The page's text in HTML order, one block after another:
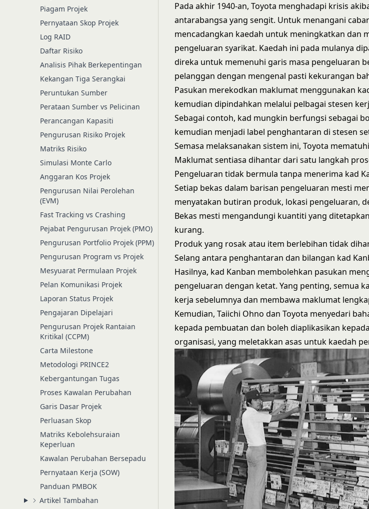
Piagam Projek
Pernyataan Skop Projek
Log RAID
Daftar Risiko
Analisis Pihak Berkepentingan
Kekangan Tiga Serangkai
Peruntukan Sumber
Perataan Sumber vs Pelicinan
Perancangan Kapasiti
Pengurusan Risiko Projek
Matriks Risiko
Simulasi Monte Carlo
Anggaran Kos Projek
Pengurusan Nilai Perolehan
(EVM)
Fast Tracking vs Crashing
Pejabat Pengurusan Projek (PMO)
Pengurusan Portfolio Projek (PPM)
Pengurusan Program vs Projek
Mesyuarat Permulaan Projek
Pelan Komunikasi Projek
Laporan Status Projek
Pengajaran Dipelajari
Pengurusan Projek Rantaian
Kritikal (CCPM)
Carta Milestone
Metodologi PRINCE2
Kebergantungan Tugas
Proses Kawalan Perubahan
Garis Dasar Projek
Perluasan Skop
Matriks Kebolehsuraian
Keperluan
Kawalan Perubahan Bersepadu
Pernyataan Kerja (SOW)
Panduan PMBOK
Artikel Tambahan
Pada akhir 1940-an, Toyota menghadapi krisis
antarabangsa yang sengit. Untuk menangani
mencadangkan kaedah untuk meningkatkan dan
pengeluaran syarikat. Kaedah ini pada mulanya
direka untuk memenuhi garis masa pengeluaran
pelanggan dengan mengenal pasti kekurangan
Pasukan merekodkan maklumat menggunakan
kemudian dipindahkan melalui pelbagai stesen
Sebagai contoh, kad mungkin berfungsi sebagai
kemudian menjadi label penghantaran di stesen
Semasa melaksanakan sistem ini, Toyota
Maklumat sentiasa dihantar dari satu langkah
Pengeluaran tidak bermula tanpa menerima kad
Setiap bekas dalam barisan pengeluaran mesti
menyatakan butiran produk, lokasi pengeluaran,
Bekas mesti mengandungi kuantiti yang
kurang.
Produk yang rosak atau item berlebihan tidak
Selang antara penghantaran dan bilangan kad
Hasilnya, kad Kanban membolehkan pasukan
pengeluaran dengan ketat. Yang penting, semua
kerja sebelumnya dan membawa maklumat
Kemudian, Taiichi Ohno dan Toyota menyedari
kepada pembuatan dan boleh diaplikasikan
organisasi, yang meletakkan asas untuk kaedah